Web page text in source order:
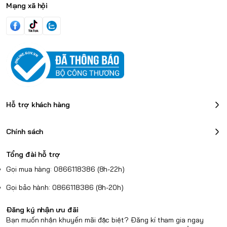
Mạng xã hội
Hỗ trợ khách hàng
Chính sách
Tổng đài hỗ trợ
Gọi mua hàng: 0866118386 (8h-22h)
Gọi bảo hành: 0866118386 (8h-20h)
Đăng ký nhận ưu đãi
Bạn muốn nhận khuyến mãi đặc biệt? Đăng kí tham gia ngay